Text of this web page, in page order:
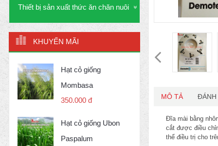
Thiết bị sản xuất thức ăn chăn nuôi
KHUYẾN MÃI
Hạt cỏ giống
Mombasa
350.000 đ
Hạt cỏ giống Ubon
Paspalum
MÔ TẢ ĐÁNH
Đĩa mài bằng
cắt được điều
thể điều trị cho